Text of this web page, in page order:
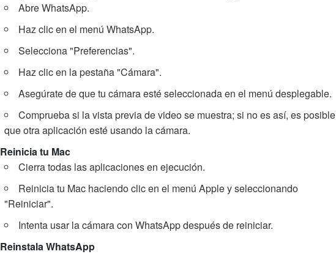
Abre WhatsApp.
Haz clic en el menú WhatsApp.
Selecciona "Preferencias".
Haz clic en la pestaña "Cámara".
Asegúrate de que tu cámara esté seleccionada en el menú desplegable.
Comprueba si la vista previa de video se muestra; si no es así, es posible
que otra aplicación esté usando la cámara.
Reinicia tu Mac
Cierra todas las aplicaciones en ejecución.
Reinicia tu Mac haciendo clic en el menú Apple y seleccionando
"Reiniciar".
Intenta usar la cámara con WhatsApp después de reiniciar.
Reinstala WhatsApp